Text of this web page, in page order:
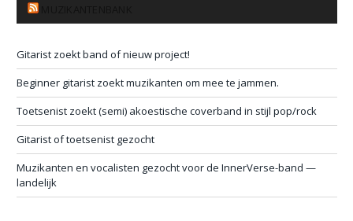
Gitarist zoekt band of nieuw project!
Beginner gitarist zoekt muzikanten om mee te jammen.
Toetsenist zoekt (semi) akoestische coverband in stijl pop/rock
Gitarist of toetsenist gezocht
Muzikanten en vocalisten gezocht voor de InnerVerse-band —
landelijk